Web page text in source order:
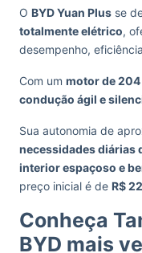
O BYD Yuan Plus se
totalmente elétrico,
desempenho,
Com um motor de 204
condução ágil e
Sua autonomia de
necessidades diárias
interior espaçoso e
preço inicial é de R$
Conheça
BYD mais